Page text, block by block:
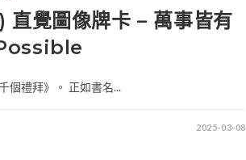
覺圖像牌卡 – 萬事皆有
個禮拜》。 正如書名...
2025-03-08